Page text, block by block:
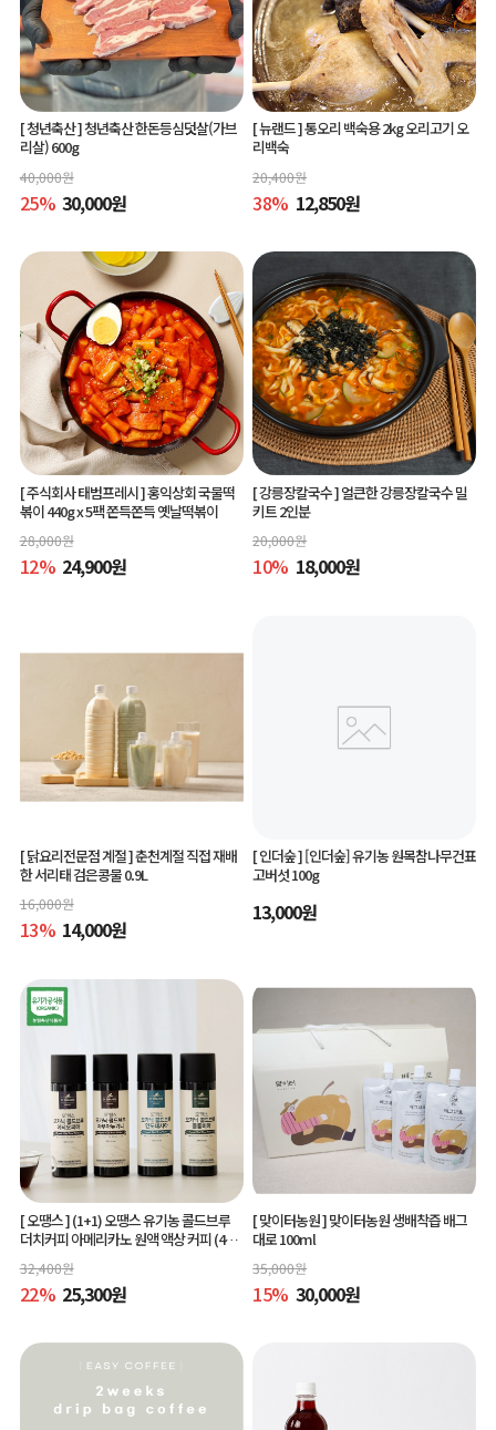
[ 청년축산 ]청년축산 한돈등심덧살(가브
리살) 600g
40,000원
25% 30,000원
[ 뉴랜드 ]통오리 백숙용 2kg 오리고기 오
리백숙
20,400원
38% 12,850원
[ 주식회사 태범프레시 ]홍익상회 국물떡
볶이 440g x 5팩 쫀득쫀득 옛날떡볶이
28,000원
12% 24,900원
[ 강릉장칼국수 ]얼큰한 강릉장칼국수 밀
키트 2인분
20,000원
10% 18,000원
[ 닭요리전문점 계절 ]춘천계절 직접 재배
한 서리태 검은콩물 0.9L
16,000원
13% 14,000원
[ 인더숲 ][인더숲] 유기농 원목참나무건표
고버섯 100g
13,000원
[ 오땡스 ](1+1) 오땡스 유기농 콜드브루
더치커피 아메리카노 원액 액상 커피 (400
32,400원
22% 25,300원
[ 맞이터농원 ]맞이터농원 생배착즙 배그
대로 100ml
35,000원
15% 30,000원